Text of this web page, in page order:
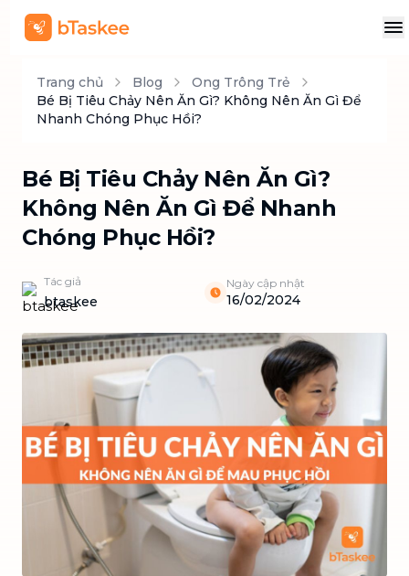
Trang chủ Blog
Ong Trông Trẻ
Bé Bị Tiêu Chảy Nên Ăn Gì? Không Nên Ăn Gì Để
Nhanh Chóng Phục Hồi?
Bé Bị Tiêu Chảy Nên Ăn Gì?
Không Nên Ăn Gì Để Nhanh
Chóng Phục Hồi?
Tác giả
btaskee
Ngày cập nhật
16/02/2024